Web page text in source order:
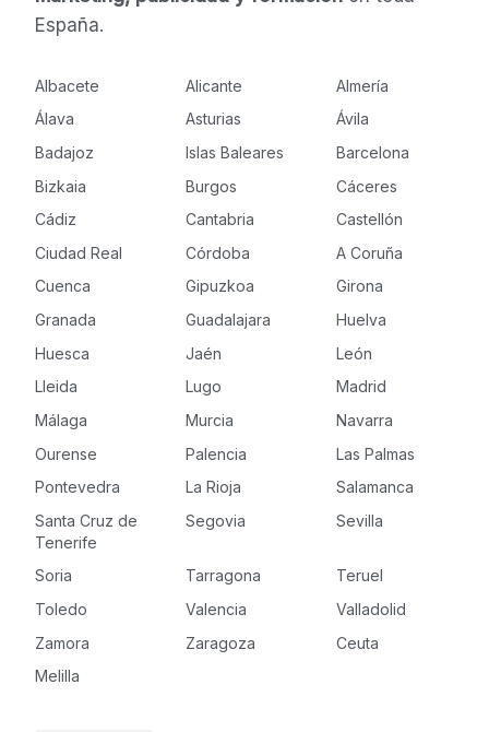
España.
Albacete Alicante
Almería
Álava
Asturias
Ávila
Badajoz
Islas Baleares
Barcelona
Bizkaia
Burgos
Cáceres
Cádiz
Cantabria
Castellón
Ciudad Real
Córdoba
A Coruña
Cuenca
Gipuzkoa
Girona
Granada
Guadalajara
Huelva
Huesca
Jaén
León
Lleida
Lugo
Madrid
Málaga
Murcia
Navarra
Ourense
Palencia
Las Palmas
Pontevedra
La Rioja
Salamanca
Santa Cruz de
Tenerife
Segovia Sevilla
Soria Tarragona
Teruel
Toledo
Valencia
Valladolid
Zamora
Zaragoza
Ceuta
Melilla